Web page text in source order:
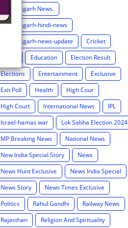
Chhattisgarh News.
Chhattisgarh-hindi-news
Chhattisgarh-news-update
Cricket
Education
Election Result
Elections
Entertainment
Exclusive
Exit Poll
Health
High Cour
High Court
International News
IPL
Israel-hamas war
Lok Sabha Election 2024
MP Breaking News
National News
New India Special Story
News
News Hunt Exclusive
News India Special
News Story
News Times Exclusive
Politics
Rahul Gandhi
Railway News
Rajasthan
Religion And Spirituality